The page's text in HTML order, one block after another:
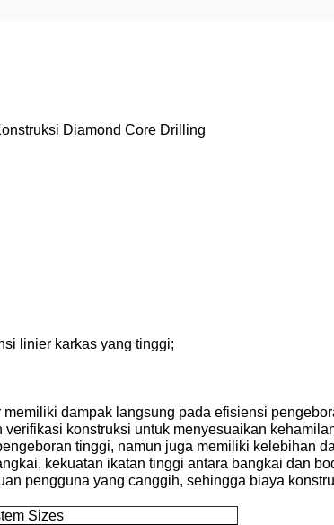
Diamond Core Drilling
linier karkas yang tinggi;
dampak langsung pada efisiensi
konstruksi untuk menyesuaikan
tinggi, namun juga memiliki kelebihan
kekuatan ikatan tinggi antara bangkai dan
pengguna yang canggih, sehingga biaya
Sizes